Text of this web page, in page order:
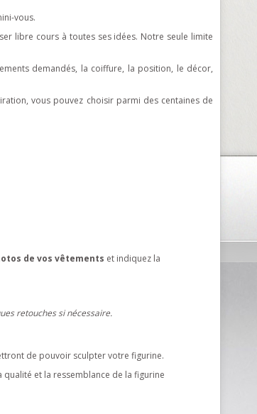
vous.
libre cours à toutes ses idées. Notre seule limite
demandés, la coiffure, la position, le décor,
vous pouvez choisir parmi des centaines de
de vos vêtements et indiquez la
retouches si nécessaire.
de pouvoir sculpter votre figurine.
et la ressemblance de la figurine